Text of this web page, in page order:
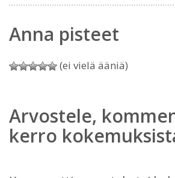
Anna pisteet
(ei vielä ääniä)
Arvostele,
kerro